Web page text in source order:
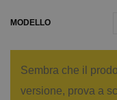
MODELLO
Sembra che il
versione, prova a